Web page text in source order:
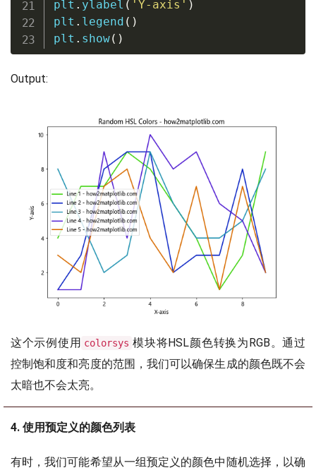
plt . ylabel ( 'Y-axis' )
plt . legend ( )
plt . show( )
Output:
这个示例使用 colorsys 模块将HSL颜色转换为RGB。通过
控制饱和度和亮度的范围，我们可以确保生成的颜色既不会
太暗也不会太亮。
4. 使用预定义的颜色列表
有时，我们可能希望从一组预定义的颜色中随机选择，以确